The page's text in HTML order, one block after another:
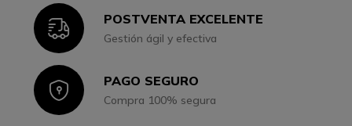
IconPOSTVENTA EXCELENTE
Gestión ágil y efectiva
IconPAGO SEGURO
Compra 100% segura